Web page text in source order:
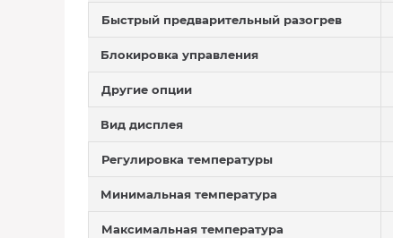
Быстрый предварительный разогрев
Блокировка управления
Другие опции
Вид дисплея
Регулировка температуры
Минимальная температура
Максимальная температура